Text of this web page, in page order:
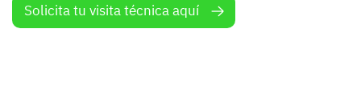
Solicita tu visita técnica aquí